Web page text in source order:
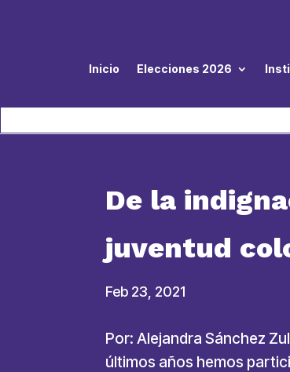
Inicio Elecciones 2026
De la
juventud
Feb 23, 2021
Por: Alejandra Sánchez
últimos años hemos